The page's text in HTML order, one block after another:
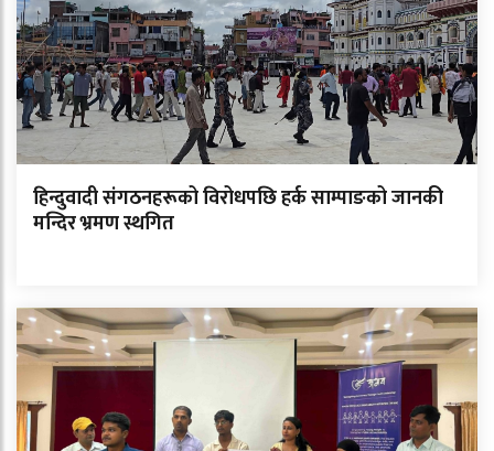
हिन्दुवादी संगठनहरूको विरोधपछि हर्क साम्पाङको जानकी
मन्दिर भ्रमण स्थगित